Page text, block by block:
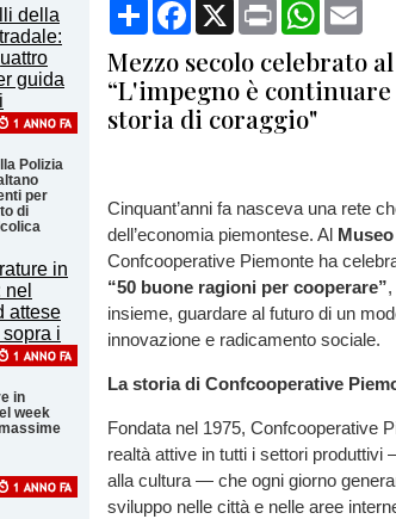
Polizia
per
di
in
week
CondividiFacebook
X Print
Mezzo secolo celebrato
“L'impegno è
storia di coraggio"
Cinquant’anni fa nasceva una rete
dell’economia piemontese. Al
Confcooperative Piemonte ha
“50 buone ragioni per cooperare”
insieme, guardare al futuro di un
innovazione e radicamento sociale.
La storia di Confcooperative
Fondata nel 1975, Confcooperative
realtà attive in tutti i settori produttivi
alla cultura — che ogni giorno
sviluppo nelle città e nelle aree